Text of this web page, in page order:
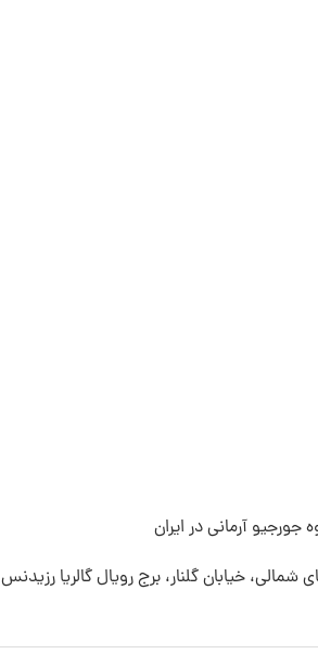
آرمانی در ایران
شمالی، خیابان گلنار، برج رویال گالریا رزیدنس